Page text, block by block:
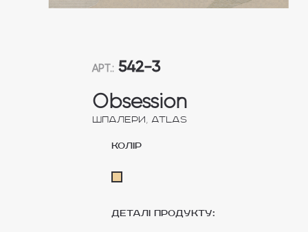
АРТ.: 542-3
Obsession
Шпалери,Atlas
колір
Деталі продукту: